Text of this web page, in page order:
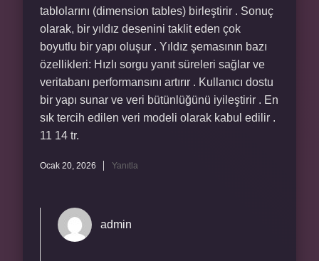
tablolarını (dimension tables) birleştirir . Sonuç
olarak, bir yıldız desenini taklit eden çok
boyutlu bir yapı oluşur . Yıldız şemasının bazı
özellikleri: Hızlı sorgu yanıt süreleri sağlar ve
veritabanı performansını artırır . Kullanıcı dostu
bir yapı sunar ve veri bütünlüğünü iyileştirir . En
sık tercih edilen veri modeli olarak kabul edilir .
11 14 tr.
Ocak 20, 2026 Yanıtla
admin